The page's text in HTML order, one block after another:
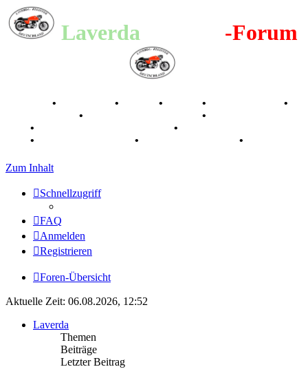
Laverda -Forum
• • • •
•
• •
• •
• • •
Zum Inhalt
Schnellzugriff
FAQ
Anmelden
Registrieren
Foren-Übersicht
Aktuelle Zeit: 06.08.2026, 12:52
Laverda
Themen
Beiträge
Letzter Beitrag